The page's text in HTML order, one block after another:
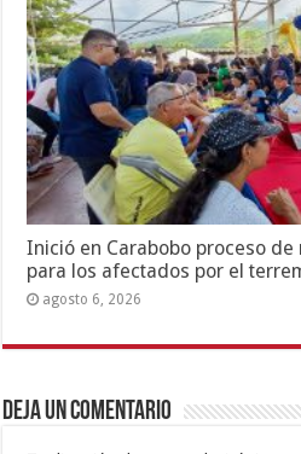
Inició en Carabobo proceso
para los afectados por el
agosto 6, 2026
Deja un comentario